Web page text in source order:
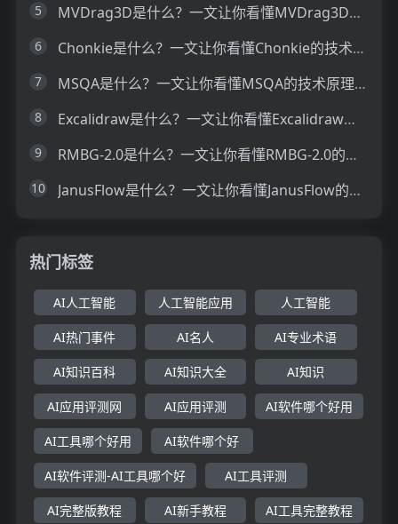
5 MVDrag3D是什么？一文让你看懂MVDrag3D的技术原理、主要功能、应用场景
6 Chonkie是什么？一文让你看懂Chonkie的技术原理、主要功能、应用场景
7 MSQA是什么？一文让你看懂MSQA的技术原理、主要功能、应用场景
8 Excalidraw是什么？一文让你看懂Excalidraw的技术原理、主要功能、应用场景
9 RMBG-2.0是什么？一文让你看懂RMBG-2.0的技术原理、主要功能、应用场景
10 JanusFlow是什么？一文让你看懂JanusFlow的技术原理、主要功能、应用场景
热门标签
AI人工智能 人工智能应用 人工智能
AI热门事件 AI名人 AI专业术语
AI知识百科 AI知识大全 AI知识
AI应用评测网 AI应用评测 AI软件哪个好用
AI工具哪个好用 AI软件哪个好
AI软件评测-AI工具哪个好 AI工具评测
AI完整版教程 AI新手教程 AI工具完整教程